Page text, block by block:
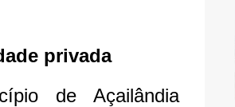
privada
de Açailândia